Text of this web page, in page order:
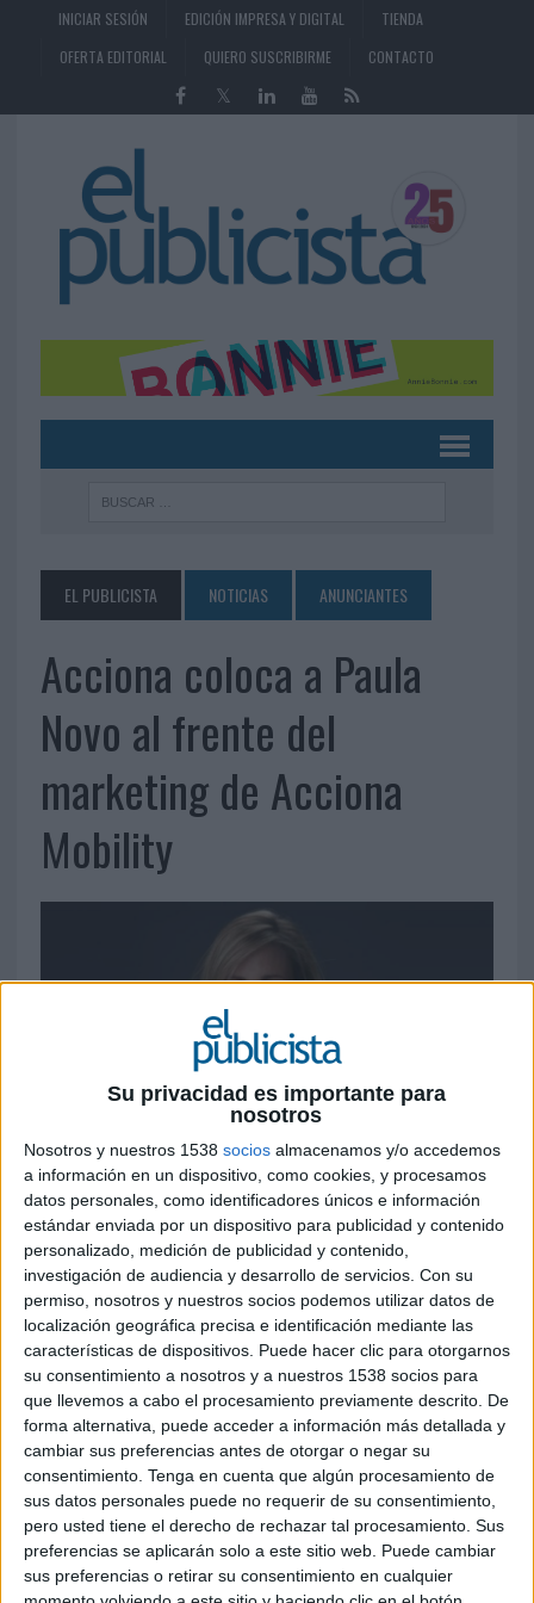
Su privacidad es importante para
nosotros
Nosotros y nuestros 1538 socios almacenamos y/o accedemos
a información en un dispositivo, como cookies, y procesamos
datos personales, como identificadores únicos e información
estándar enviada por un dispositivo para publicidad y contenido
personalizado, medición de publicidad y contenido,
investigación de audiencia y desarrollo de servicios. Con su
permiso, nosotros y nuestros socios podemos utilizar datos de
localización geográfica precisa e identificación mediante las
características de dispositivos. Puede hacer clic para otorgarnos
su consentimiento a nosotros y a nuestros 1538 socios para
que llevemos a cabo el procesamiento previamente descrito. De
forma alternativa, puede acceder a información más detallada y
cambiar sus preferencias antes de otorgar o negar su
consentimiento. Tenga en cuenta que algún procesamiento de
sus datos personales puede no requerir de su consentimiento,
pero usted tiene el derecho de rechazar tal procesamiento. Sus
preferencias se aplicarán solo a este sitio web. Puede cambiar
sus preferencias o retirar su consentimiento en cualquier
INICIAR SESIÓN EDICIÓN IMPRESA Y DIGITAL
TIENDA
OFERTA EDITORIAL
QUIERO SUSCRIBIRME CONTACTO
EL PUBLICISTA NOTICIAS ANUNCIANTES
Acciona coloca a Paula
Novo al frente del
marketing de Acciona
Mobility
21 DE NOVIEMBRE DE 2019
Hasta la fecha Novo era responsable de
marketing del canal deportivo Dazn en
España
Paula Novo ha fichado por la empresa energética
Acciona en calidad de directora de marketing y
comercial de Acciona Mobility, plataforma de
movilidad sostenible que la multinacional
española puso en marcha a finales de 2018 con el
objetivo de impulsar el transporte limpio en
España y otros mercados. En estos meses Acciona
ha desplegado vehículos eléctricos en ciudades
como Madrid, Valencia, Sevilla, Barcelona o
Lisboa, principalmente motocicletas eléctricas en